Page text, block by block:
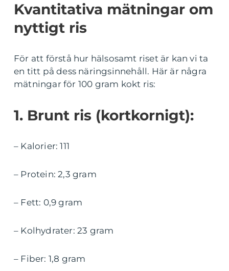
Kvantitativa mätningar om
nyttigt ris
För att förstå hur hälsosamt riset är kan vi ta
en titt på dess näringsinnehåll. Här är några
mätningar för 100 gram kokt ris:
1. Brunt ris (kortkornigt):
– Kalorier: 111
– Protein: 2,3 gram
– Fett: 0,9 gram
– Kolhydrater: 23 gram
– Fiber: 1,8 gram